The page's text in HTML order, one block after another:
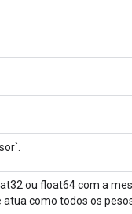
ou float64 com a
como todos os